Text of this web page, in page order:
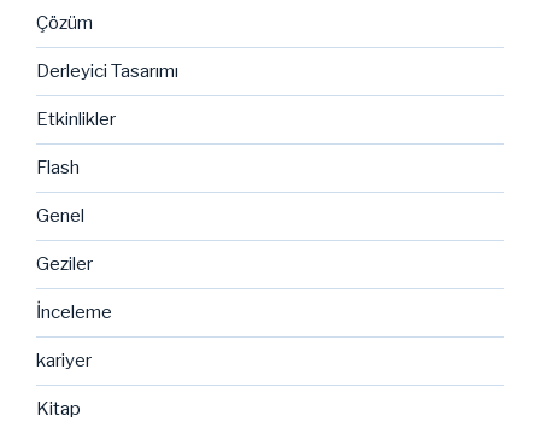
Çözüm
Derleyici Tasarımı
Etkinlikler
Flash
Genel
Geziler
İnceleme
kariyer
Kitap